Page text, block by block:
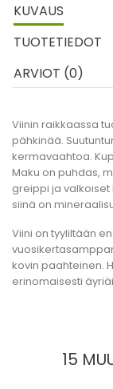
KUVAUS
TUOTETIEDOT
ARVIOT (0)
Viinin raikkaassa
pähkinää.
kermavaahtoa.
Maku on puhdas,
greippi ja
siinä on
Viini on tyyliltään
kovin paahteinen.
erinomaisesti
15